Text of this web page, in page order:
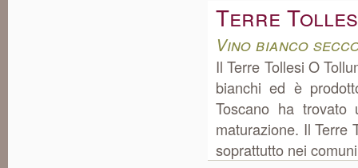
Terre
Vino bianco
Il Terre Tollesi O
bianchi ed è
Toscano ha
maturazione. Il Terre
soprattutto nei